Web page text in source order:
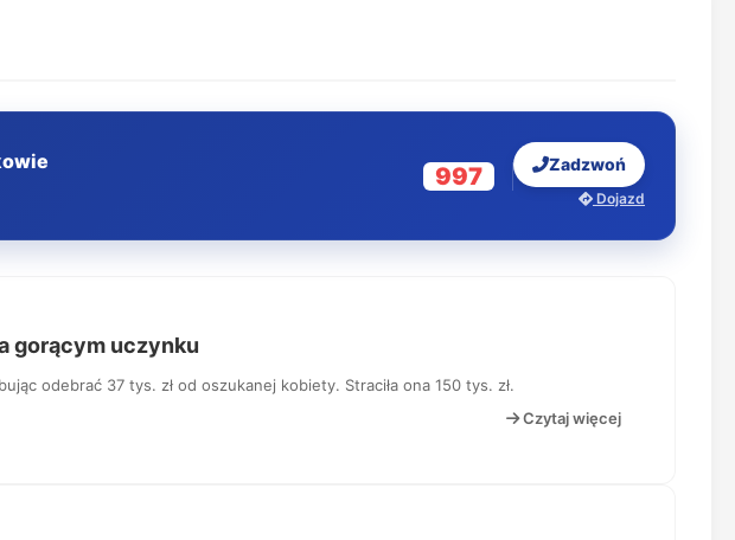
997 Zadzwoń
Dojazd
gorącym uczynku
odebrać 37 tys. zł od oszukanej kobiety. Straciła ona 150 tys. zł.
Czytaj więcej